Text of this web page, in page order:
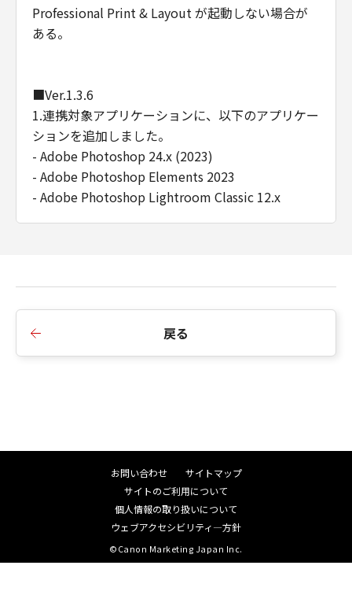
Shimomaruko 3-chome, Ohta-ku, Tokyo 146-
8501, Japan.
のとします。
以上
キヤノン株式会社
Professional Print & Layout が起動しない場合が
ある。
■Ver.1.3.6
1.連携対象アプリケーションに、以下のアプリケー
ションを追加しました。
- Adobe Photoshop 24.x (2023)
- Adobe Photoshop Elements 2023
- Adobe Photoshop Lightroom Classic 12.x
い。
C:\Program Files\Adobe\Adobe Photoshop
Elements 2023\Plug-ins
【Adobe Photoshop Lightroom Classic 12.x :
戻る
お問い合わせ
サイトマップ
サイトのご利用について
個人情報の取り扱いについて
ウェブアクセシビリティ―方針
©Canon Marketing Japan Inc.